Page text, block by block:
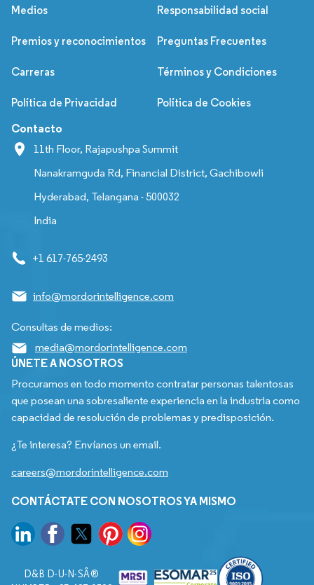
Medios Responsabilidad social
Premios y reconocimientos Preguntas Frecuentes
Carreras Términos y Condiciones
Política de Privacidad Política de Cookies
Contacto
11th Floor, Rajapushpa Summit
Nanakramguda Rd, Financial District, Gachibowli
Hyderabad, Telangana - 500032
India
+1 617-765-2493
info@mordorintelligence.com
Consultas de medios:
media@mordorintelligence.com
ÚNETE A NOSOTROS
Procuramos en todo momento contratar personas talentosas
que posean una sobresaliente experiencia en la industria como
capacidad de resolución de problemas y predisposición.
¿Te interesa? Envíanos un email.
careers@mordorintelligence.com
CONTÁCTATE CON NOSOTROS YA MISMO
D&B D-U-N-SÂ®